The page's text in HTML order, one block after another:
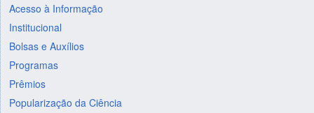
Acesso à Informação
Institucional
Bolsas e Auxílios
Programas
Prêmios
Popularização da Ciência